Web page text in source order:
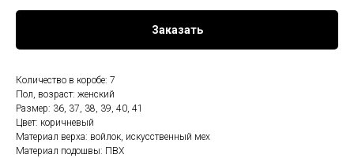
Заказать
Количество в коробе: 7
Пол, возраст: женский
Размер: 36, 37, 38, 39, 40, 41
Цвет: коричневый
Материал верха: войлок, искусственный мех
Материал подошвы: ПВХ